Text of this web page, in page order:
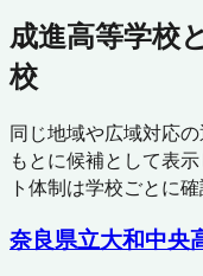
成進高等学校
校
同じ地域や広域対応
もとに候補として表
ト体制は学校ごとに確
奈良県立大和中央